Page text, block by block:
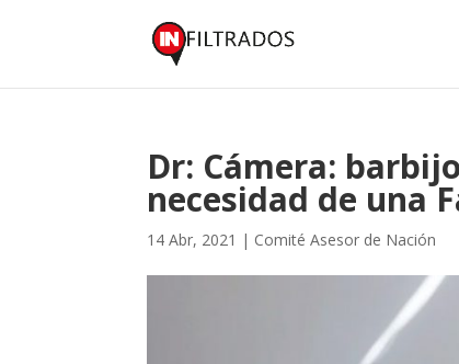
Dr: Cámera:
necesidad de una
14 Abr, 2021 | Comité Asesor de Nación